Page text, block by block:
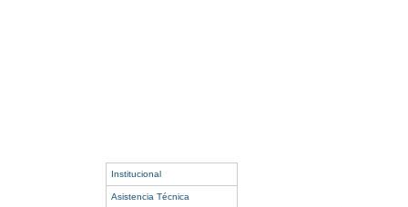
Institucional
Asistencia Técnica